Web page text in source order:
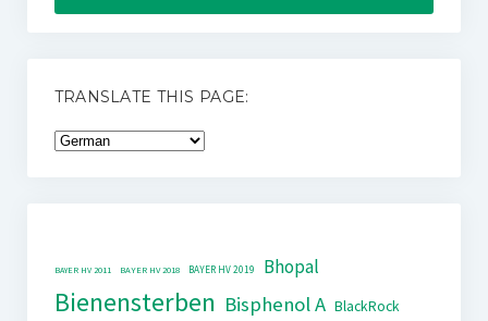
TRANSLATE THIS PAGE:
BAYER HV 2011 BAYER HV 2018 BAYER HV 2019 Bhopal
Bienensterben Bisphenol A BlackRock